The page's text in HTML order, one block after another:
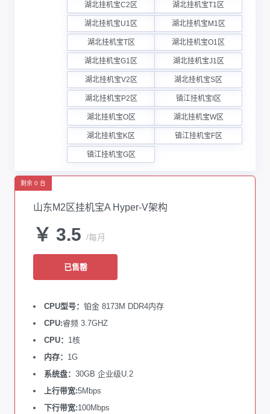
湖北挂机宝C2区 湖北挂机宝T1区
湖北挂机宝U1区 湖北挂机宝M1区
湖北挂机宝T区 湖北挂机宝O1区
湖北挂机宝G1区 湖北挂机宝J1区
湖北挂机宝V2区 湖北挂机宝S区
湖北挂机宝P2区 镇江挂机宝I区
湖北挂机宝O区 湖北挂机宝W区
湖北挂机宝K区 镇江挂机宝F区
镇江挂机宝G区
剩余 0 台
山东M2区挂机宝A Hyper-V架构
￥ 3.5 /每月
已售罄
CPU型号： 铂金 8173M DDR4内存
CPU:睿频 3.7GHZ
CPU： 1核
内存： 1G
系统盘： 30GB 企业级U.2
上行带宽:5Mbps
下行带宽:100Mbps